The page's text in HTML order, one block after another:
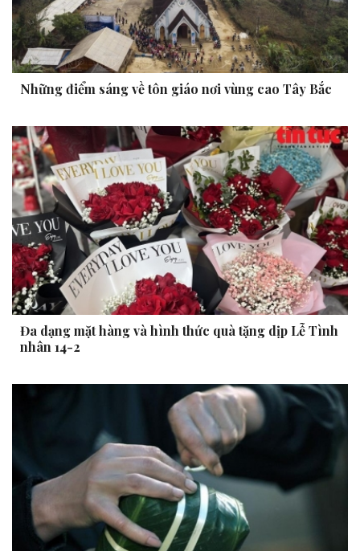
Những điểm sáng về tôn giáo nơi vùng cao Tây Bắc
Đa dạng mặt hàng và hình thức quà tặng dịp Lễ Tình
nhân 14-2